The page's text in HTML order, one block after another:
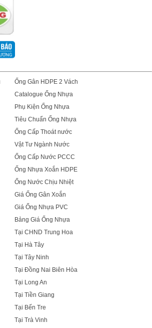
Ống Gân HDPE 2 Vách
Catalogue Ống Nhựa
Phụ Kiện Ống Nhựa
Tiêu Chuẩn Ống Nhựa
Ống Cấp Thoát nước
Vật Tư Ngành Nước
Ống Cấp Nước PCCC
Ống Nhựa Xoắn HDPE
Ống Nước Chịu Nhiệt
Giá Ống Gân Xoắn
Giá Ống Nhựa PVC
Bảng Giá Ống Nhựa
Tại CHND Trung Hoa
Tại Hà Tây
Tại Tây Ninh
Tại Đồng Nai Biên Hòa
Tại Long An
Tại Tiền Giang
Tại Bến Tre
Tại Trà Vinh